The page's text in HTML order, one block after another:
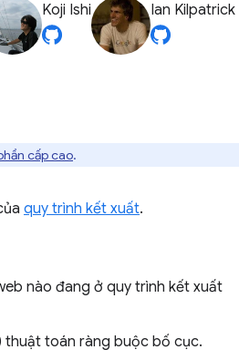
Koji Ishi Ian Kilpatrick
cấp cao.
quy trình kết xuất.
nào đang ở quy trình kết xuất
thuật toán ràng buộc bố cục.